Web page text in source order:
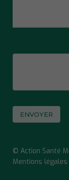
© Action Santé
Mentions légales